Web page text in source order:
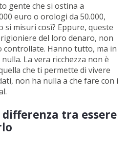
gente che si ostina a
euro o orologi da 50.000,
si misuri così? Eppure, queste
del loro denaro, non
controllate. Hanno tutto, ma in
La vera ricchezza non è
che ti permette di vivere
non ha nulla a che fare con i
differenza tra essere